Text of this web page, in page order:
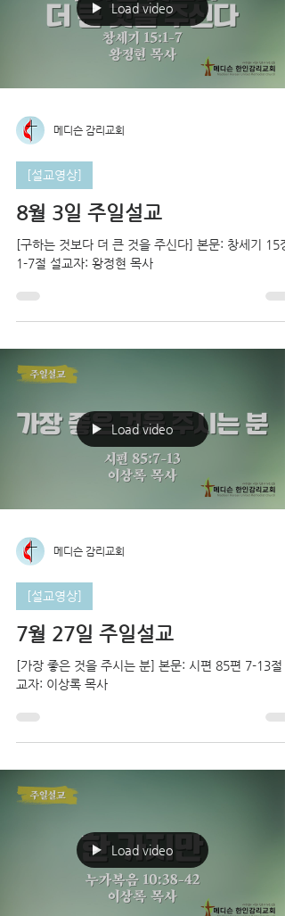
Load video
메디슨 감리교회
[설교영상]
8월 3일 주일설교
[구하는 것보다 더 큰 것을 주신다] 본문: 창세기 15장
1-7절 설교자: 왕정현 목사
Load video
메디슨 감리교회
[설교영상]
7월 27일 주일설교
[가장 좋은 것을 주시는 분] 본문: 시편 85편 7-13절
교자: 이상록 목사
Load video